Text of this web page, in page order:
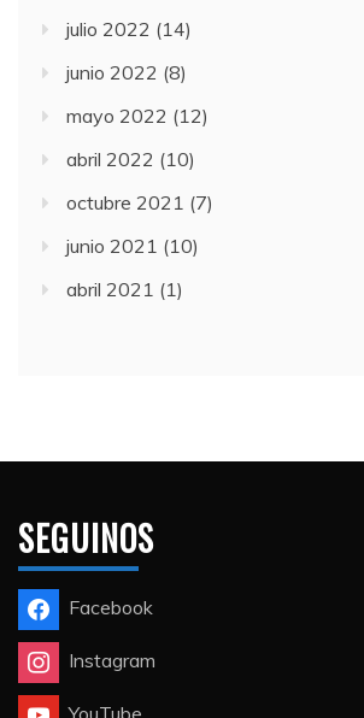
julio 2022 (14)
junio 2022 (8)
mayo 2022 (12)
abril 2022 (10)
octubre 2021 (7)
junio 2021 (10)
abril 2021 (1)
SEGUINOS
Facebook
Instagram
YouTube